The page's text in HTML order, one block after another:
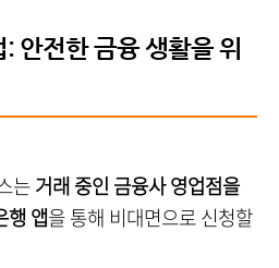
안전한 금융 생활을 위
는거래 중인 금융사 영업점을
행 앱을 통해 비대면으로 신청할